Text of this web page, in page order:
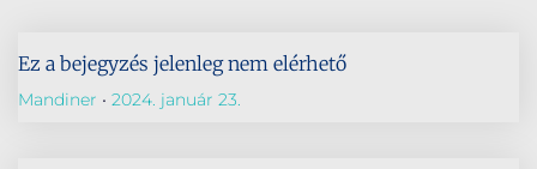
Ez a bejegyzés jelenleg nem elérhető
Mandiner 2024. január 23.